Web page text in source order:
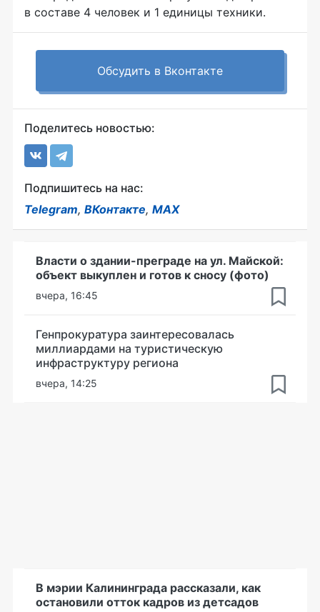
в составе 4 человек и 1 единицы техники.
Обсудить в Вконтакте
Поделитесь новостью:
Подпишитесь на нас:
Telegram, ВКонтакте, MAX
Власти о здании-преграде на ул. Майской:
объект выкуплен и готов к сносу (фото)
вчера, 16:45
Генпрокуратура заинтересовалась
миллиардами на туристическую
инфраструктуру региона
вчера, 14:25
В мэрии Калининграда рассказали, как
остановили отток кадров из детсадов